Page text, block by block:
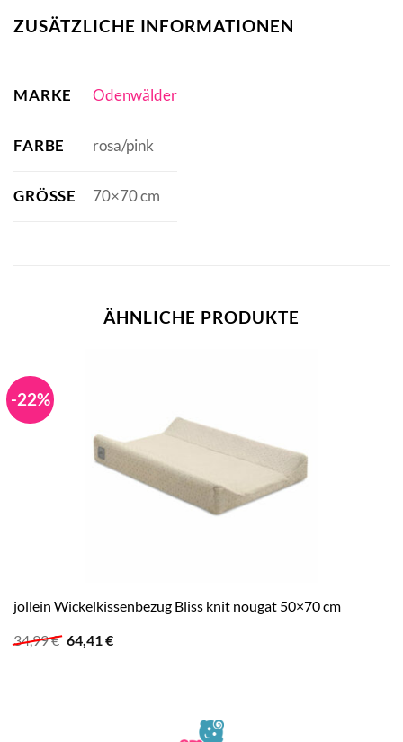
ZUSÄTZLICHE INFORMATIONEN
MARKE Odenwälder
FARBE rosa/pink
GRÖSSE 70×70 cm
ÄHNLICHE PRODUKTE
-22%
jollein Wickelkissenbezug Bliss knit nougat 50×70 cm
34,99€ Ursprünglicher
Preis
64,41€Aktueller